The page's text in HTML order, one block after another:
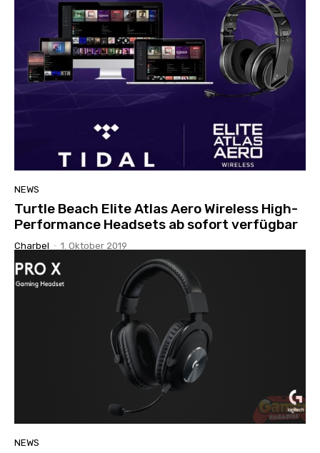
NEWS
Turtle Beach Elite Atlas Aero Wireless High-
Performance Headsets ab sofort verfügbar
Charbel - 1. Oktober 2019
NEWS